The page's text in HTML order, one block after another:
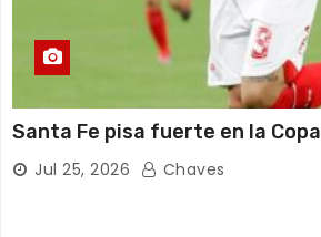
Santa Fe pisa fuerte en la
Jul 25, 2026 Chaves